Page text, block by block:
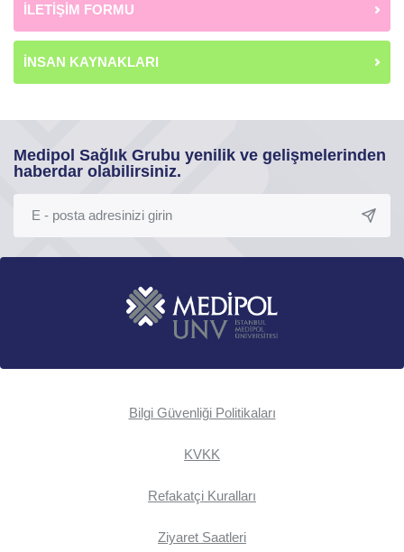
İLETİŞİM FORMU
İNSAN KAYNAKLARI
Medipol Sağlık Grubu yenilik ve gelişmelerinden
haberdar olabilirsiniz.
Bilgi Güvenliği Politikaları
KVKK
Refakatçi Kuralları
Ziyaret Saatleri